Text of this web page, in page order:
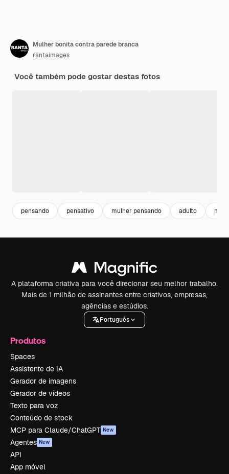
Mulher bonita contra parede branca
rantaimages
Você também pode gostar destas fotos
pensando pensativo mulher pensando adulto
A plataforma criativa para você direcionar seu melhor trabalho.
Mais de 1 milhão de assinantes entre criativos, empresas,
agências e estúdios.
Português
Produtos
Spaces
Assistente de IA
Gerador de imagens
Gerador de vídeos
Texto para voz
Conteúdo de stock
MCP para Claude/ChatGPT New
Agentes New
API
App móvel